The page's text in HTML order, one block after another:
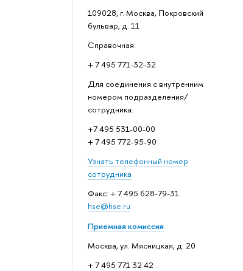
109028, г. Москва, Покровский
бульвар, д. 11
Справочная:
+ 7 495 771-32-32
Для соединения с внутренним
номером подразделения/
сотрудника:
+7 495 531-00-00
+ 7 495 772-95-90
Узнать телефонный номер
сотрудника
Факс: + 7 495 628-79-31
hse@hse.ru
Приемная комиссия
Москва, ул. Мясницкая, д. 20
+ 7 495 771 32 42